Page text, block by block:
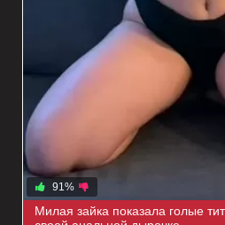
91%
Милая зайка показала голые